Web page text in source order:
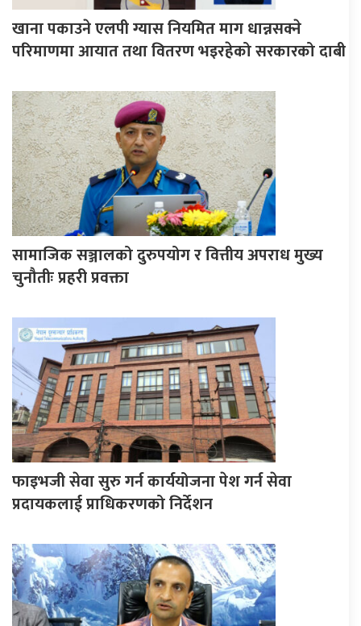
खाना पकाउने एलपी ग्यास नियमित माग धान्नसक्ने
परिमाणमा आयात तथा वितरण भइरहेको सरकारको दाबी
सामाजिक सञ्जालको दुरुपयोग र वित्तीय अपराध मुख्य
चुनौतीः प्रहरी प्रवक्ता
फाइभजी सेवा सुरु गर्न कार्ययोजना पेश गर्न सेवा
प्रदायकलाई प्राधिकरणको निर्देशन